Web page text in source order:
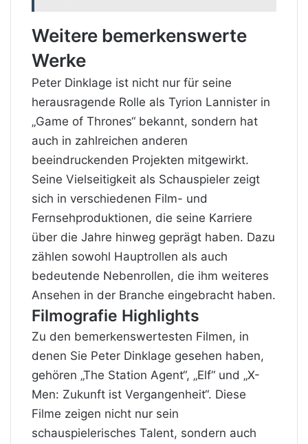
Weitere bemerkenswerte
Werke
Peter Dinklage ist nicht nur für seine
herausragende Rolle als Tyrion Lannister in
„Game of Thrones“ bekannt, sondern hat
auch in zahlreichen anderen
beeindruckenden Projekten mitgewirkt.
Seine Vielseitigkeit als Schauspieler zeigt
sich in verschiedenen Film- und
Fernsehproduktionen, die seine Karriere
über die Jahre hinweg geprägt haben. Dazu
zählen sowohl Hauptrollen als auch
bedeutende Nebenrollen, die ihm weiteres
Ansehen in der Branche eingebracht haben.
Filmografie Highlights
Zu den bemerkenswertesten Filmen, in
denen Sie Peter Dinklage gesehen haben,
gehören „The Station Agent“, „Elf“ und „X-
Men: Zukunft ist Vergangenheit“. Diese
Filme zeigen nicht nur sein
schauspielerisches Talent, sondern auch